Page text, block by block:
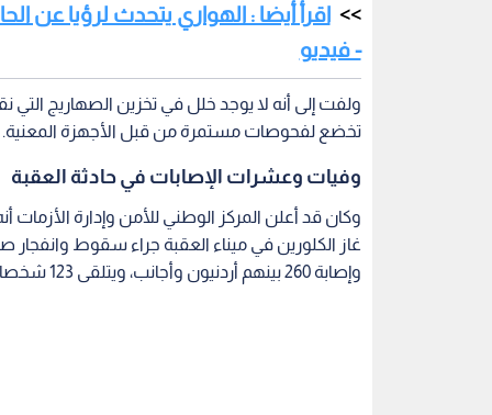
اقرأ أيضا : الهواري يتحدث لرؤيا عن
- فيديو
ولفت إلى أنه لا يوجد خلل في تخزين الصهاريج التي
تخضع لفحوصات مستمرة من قبل الأجهزة المعنية.
وفيات وعشرات الإصابات في حادثة العقبة
وكان قد أعلن المركز الوطني للأمن وإدارة
وإصابة 260 بينهم أردنيون وأجانب، ويتلقى 123 شخصا منهم العلاج في المستشفيات